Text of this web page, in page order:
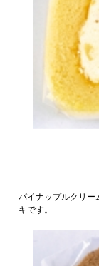
パイナップルクリー
キです。